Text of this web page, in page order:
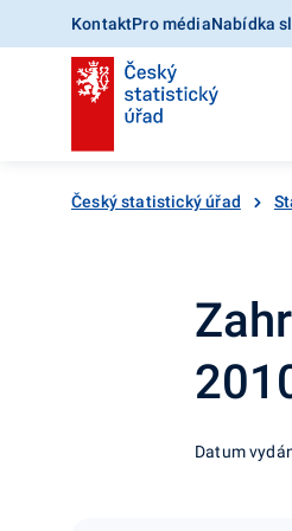
KontaktPro médiaNabídka
Český statistický úřad
Datum